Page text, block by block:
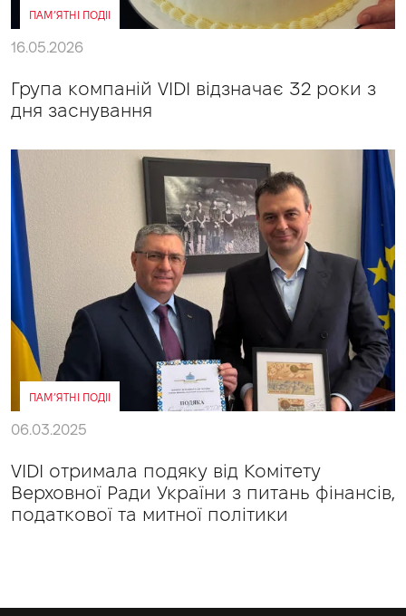
ПАМ’ЯТНІ ПОДІІ
16.05.2026
Група компаній VIDI відзначає 32 роки з
дня заснування
ПАМ’ЯТНІ ПОДІІ
06.03.2025
VIDI отримала подяку від Комітету
Верховної Ради України з питань фінансів,
податкової та митної політики